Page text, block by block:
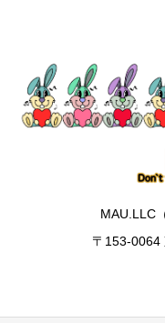
MAU.LLC
〒153-0064